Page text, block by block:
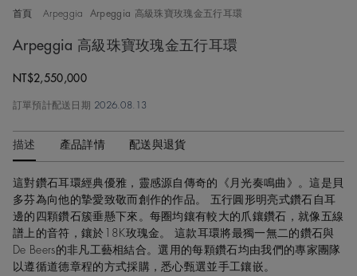
首頁 Arpeggia Arpeggia 高級珠寶玫瑰金五行耳環
Arpeggia 高級珠寶玫瑰金五行耳環
Original price
NT$2,550,000
訂單預計配送日期 2026.08.13
描述 產品詳情 配送與退貨
這對鑽石耳環經典優雅，靈感源自傳奇的《月光奏鳴曲》。這是貝
多芬為向他的摯愛致敬而創作的作品。 五行圓形明亮式鑽石自耳
邊的四顆鑽石簇垂懸下來。每圈均鑲有較大的爪鑲鑽石，就像五線
譜上的音符，鑲於18K玫瑰金。 這款耳環將最獨一無二的鑽石與
De Beers的非凡工藝相結合。選用的每顆鑽石均由我們的專家團隊
以遵循道德章程的方式採購，悉心甄選並手工鑲嵌。